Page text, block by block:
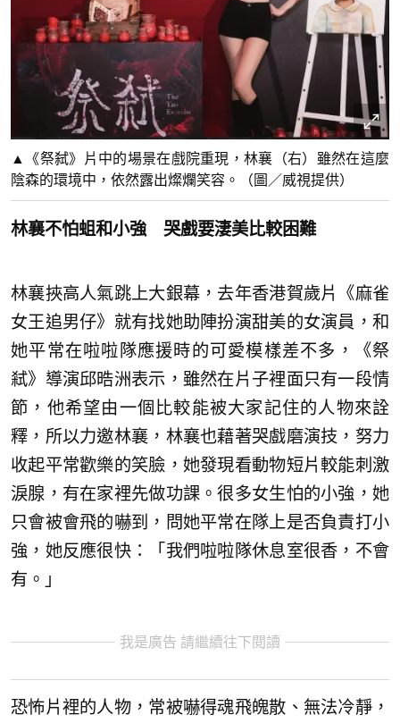
▲《祭弑》片中的場景在戲院重現，林襄（右）雖然在這麼
陰森的環境中，依然露出燦爛笑容。（圖／威視提供）
林襄不怕蛆和小強 哭戲要淒美比較困難
林襄挾高人氣跳上大銀幕，去年香港賀歲片《麻雀
女王追男仔》就有找她助陣扮演甜美的女演員，和
她平常在啦啦隊應援時的可愛模樣差不多，《祭
弒》導演邱晧洲表示，雖然在片子裡面只有一段情
節，他希望由一個比較能被大家記住的人物來詮
釋，所以力邀林襄，林襄也藉著哭戲磨演技，努力
收起平常歡樂的笑臉，她發現看動物短片較能刺激
淚腺，有在家裡先做功課。很多女生怕的小強，她
只會被會飛的嚇到，問她平常在隊上是否負責打小
強，她反應很快：「我們啦啦隊休息室很香，不會
有。」
我是廣告 請繼續往下閱讀
恐怖片裡的人物，常被嚇得魂飛魄散、無法冷靜，